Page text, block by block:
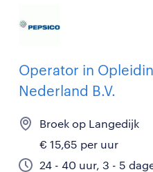
Operator in
Nederland B.V.
Broek op Langedijk
€ 15,65 per uur
24 - 40 uur, 3 - 5